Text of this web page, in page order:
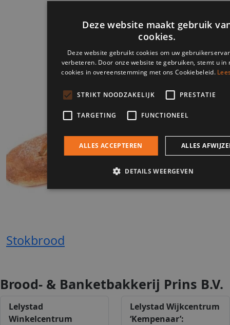
Stokbrood
Brood- & Banketbakkerij Prins B.V.
Lelystad
Winkelcentrum
Lelystad Wijkcentrum
‘Kempenaar’: